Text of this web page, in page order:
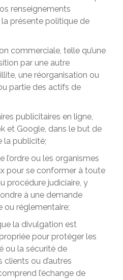
renseignements
présente politique de
commerciale, telle qu’une
par une autre
une réorganisation ou
partie des actifs de
publicitaires en ligne,
et Google, dans le but de
la publicité;
l’ordre ou les organismes
pour se conformer à toute
procédure judiciaire, y
à une demande
ou réglementaire;
la divulgation est
pour protéger les
ou la sécurité de
clients ou d’autres
l’échange de